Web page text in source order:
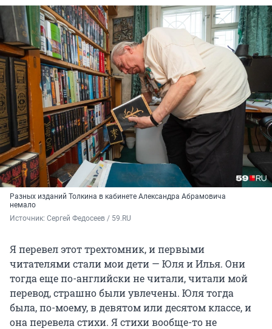
Разных изданий Толкина в кабинете Александра Абрамовича
немало
Источник: Сергей Федосеев / 59.RU
Я перевел этот трехтомник, и первыми
читателями стали мои дети — Юля и Илья. Они
тогда еще по-английски не читали, читали мой
перевод, страшно были увлечены. Юля тогда
была, по-моему, в девятом или десятом классе, и
она перевела стихи. Я стихи вообще-то не